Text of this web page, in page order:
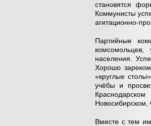
становятся
Коммунисты
агитационно-
Партийные
комсомольцев,
населения.
Хорошо
«круглые
учёбы и
Новосибирском,
Вместе с тем